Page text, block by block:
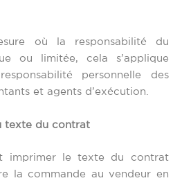
où la responsabilité du
ou limitée, cela s’applique
personnelle des
et agents d’exécution.
texte du contrat
imprimer le texte du contrat
la commande au vendeur en